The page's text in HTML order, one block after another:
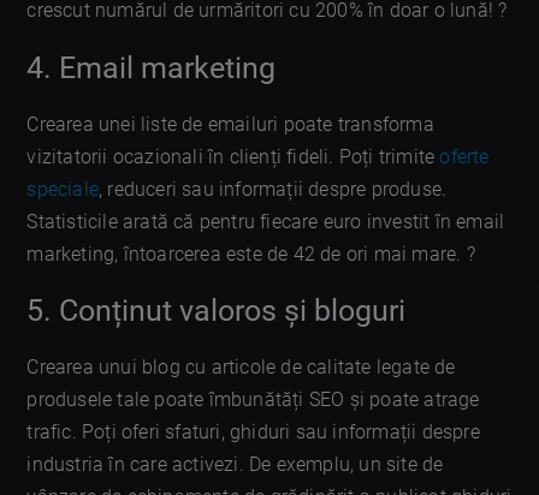
crescut numărul de urmăritori cu 200% în doar o lună! ?
4. Email marketing
Crearea unei liste de emailuri poate transforma
vizitatorii ocazionali în clienți fideli. Poți trimiteoferte
speciale, reduceri sau informații despre produse.
Statisticile arată că pentru fiecare euro investit în email
marketing, întoarcerea este de 42 de ori mai mare. ?
5. Conținut valoros și bloguri
Crearea unui blog cu articole de calitate legate de
produsele tale poate îmbunătăți SEO și poate atrage
trafic. Poți oferi sfaturi, ghiduri sau informații despre
industria în care activezi. De exemplu, un site de